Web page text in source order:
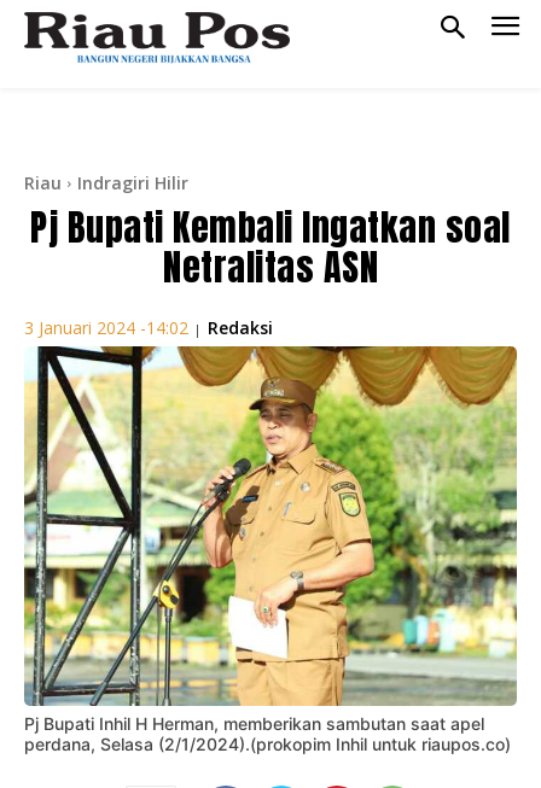
Riau Indragiri Hilir
Pj Bupati Kembali Ingatkan soal
Netralitas ASN
3 Januari 2024 -14:02 | Redaksi
Pj Bupati Inhil H Herman, memberikan sambutan saat apel
perdana, Selasa (2/1/2024).(prokopim Inhil untuk riaupos.co)